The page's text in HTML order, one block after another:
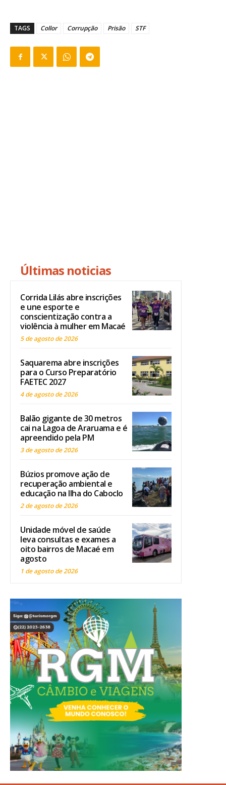
TAGS Collor Corrupção Prisão STF
Últimas noticias
Corrida Lilás abre inscrições
e une esporte e
conscientização contra a
violência à mulher em Macaé
5 de agosto de 2026
Saquarema abre inscrições
para o Curso Preparatório
FAETEC 2027
4 de agosto de 2026
Balão gigante de 30 metros
cai na Lagoa de Araruama e é
apreendido pela PM
3 de agosto de 2026
Búzios promove ação de
recuperação ambiental e
educação na Ilha do Caboclo
2 de agosto de 2026
Unidade móvel de saúde
leva consultas e exames a
oito bairros de Macaé em
agosto
1 de agosto de 2026